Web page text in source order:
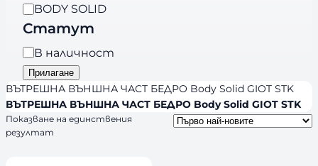
г
о
р
и
я
B
r
a
n
d
s
BODY SOLID
Статут
Н
а
л
и
ч
н
В наличност
Прилагане
ВЪТРЕШНА ВЪНШНА ЧАСТ БЕДРО Body Solid GIOT STK
ВЪТРЕШНА ВЪНШНА ЧАСТ БЕДРО Body Solid GIOT STK
Показване на единствения
резултат